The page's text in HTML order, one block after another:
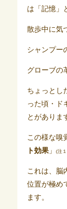
は「記憶」
散歩中に気
シャンプー
グローブの
ちょっとし
った頃・ド
とがありま
この様な嗅
ト効果」 (注１
これは、脳
位置が極め
ます。